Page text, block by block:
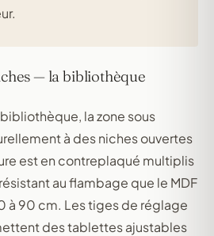
— la bibliothèque
la zone sous
à des niches ouvertes
est en contreplaqué multiplis
au flambage que le MDF
à 90 cm. Les tiges de réglage
des tablettes ajustables